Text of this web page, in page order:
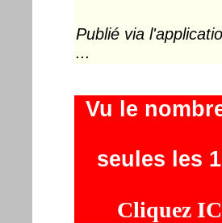
Publié via
...
Vu le
seules les
Cliquez